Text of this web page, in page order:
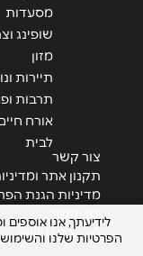
מסעדות
שופינג
מזון
תיירות
תרבות
אורח
לבית
צור קשר
תקנון אתר
מדיניות הגנת
הצהרת נגישות
לידיעתך, אנו אוספים
הפרטיות שלנו